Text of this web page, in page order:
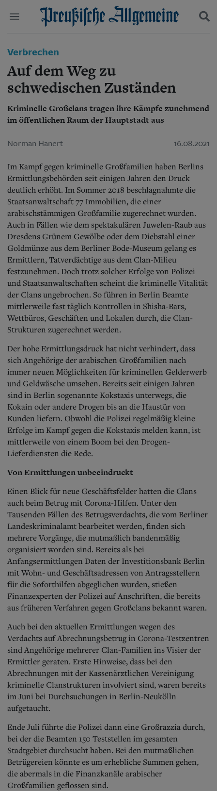
Start
Wer wir sind
Aktuelle Ausgabe
Abonnenten-Login
Abonnent werden
Abo Prämien
Archiv
Mediadaten
Wirtschaft
Panorama
Gesellschaft
Leben
Geschichte
Ostpreußen
Danzig und Westpreußen
Bücher
Kontakt
Impressum
Datenschutz
Suchen und finden
Verbrechen
Auf dem Weg zu
schwedischen Zuständen
Kriminelle Großclans tragen ihre Kämpfe zunehmend
im öffentlichen Raum der Hauptstadt aus
Norman Hanert 16.08.2021
Im Kampf gegen kriminelle Großfamilien haben Berlins
Ermittlungsbehörden seit einigen Jahren den Druck
deutlich erhöht. Im Sommer 2018 beschlagnahmte die
Staatsanwaltschaft 77 Immobilien, die einer
arabischstämmigen Großfamilie zugerechnet wurden.
Auch in Fällen wie dem spektakulären Juwelen-Raub aus
Dresdens Grünem Gewölbe oder dem Diebstahl einer
Goldmünze aus dem Berliner Bode-Museum gelang es
Ermittlern, Tatverdächtige aus dem Clan-Milieu
festzunehmen. Doch trotz solcher Erfolge von Polizei
und Staatsanwaltschaften scheint die kriminelle Vitalität
der Clans ungebrochen. So führen in Berlin Beamte
mittlerweile fast täglich Kontrollen in Shisha-Bars,
Wettbüros, Geschäften und Lokalen durch, die Clan-
Strukturen zugerechnet werden.
Der hohe Ermittlungsdruck hat nicht verhindert, dass
sich Angehörige der arabischen Großfamilien nach
immer neuen Möglichkeiten für kriminellen Gelderwerb
und Geldwäsche umsehen. Bereits seit einigen Jahren
sind in Berlin sogenannte Kokstaxis unterwegs, die
Kokain oder andere Drogen bis an die Haustür von
Kunden liefern. Obwohl die Polizei regelmäßig kleine
Erfolge im Kampf gegen die Kokstaxis melden kann, ist
mittlerweile von einem Boom bei den Drogen-
Lieferdiensten die Rede.
Von Ermittlungen unbeeindruckt
Einen Blick für neue Geschäftsfelder hatten die Clans
auch beim Betrug mit Corona-Hilfen. Unter den
Tausenden Fällen des Betrugsverdachts, die vom Berliner
Landeskriminalamt bearbeitet werden, finden sich
mehrere Vorgänge, die mutmaßlich bandenmäßig
organisiert worden sind. Bereits als bei
Anfangsermittlungen Daten der Investitionsbank Berlin
mit Wohn- und Geschäftsadressen von Antragsstellern
für die Soforthilfen abgeglichen wurden, stießen
Finanzexperten der Polizei auf Anschriften, die bereits
aus früheren Verfahren gegen Großclans bekannt waren.
Auch bei den aktuellen Ermittlungen wegen des
Verdachts auf Abrechnungsbetrug in Corona-Testzentren
sind Angehörige mehrerer Clan-Familien ins Visier der
Ermittler geraten. Erste Hinweise, dass bei den
Abrechnungen mit der Kassenärztlichen Vereinigung
kriminelle Clanstrukturen involviert sind, waren bereits
im Juni bei Durchsuchungen in Berlin-Neukölln
aufgetaucht.
Ende Juli führte die Polizei dann eine Großrazzia durch,
bei der die Beamten 150 Teststellen im gesamten
Stadtgebiet durchsucht haben. Bei den mutmaßlichen
Betrügereien könnte es um erhebliche Summen gehen,
die abermals in die Finanzkanäle arabischer
Großfamilien geflossen sind.